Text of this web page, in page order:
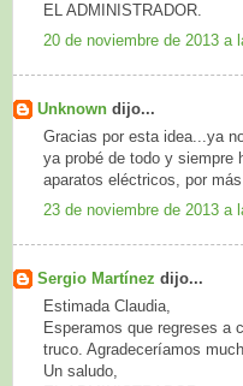
EL ADMINISTRADOR.
20 de noviembre de 2013 a
Unknown dijo...
Gracias por esta idea...ya
ya probé de todo y siempre
aparatos eléctricos, por
23 de noviembre de 2013 a
Sergio Martínez dijo...
Estimada Claudia,
Esperamos que regreses a
truco. Agradeceríamos
Un saludo,